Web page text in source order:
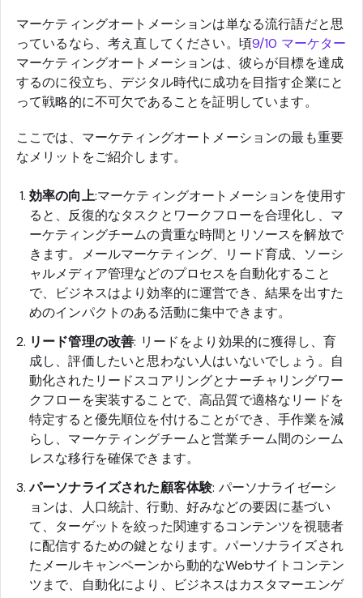
マーケティングオートメーションは単なる流行語だと思
っているなら、考え直してください。頃9/10 マーケター
マーケティングオートメーションは、彼らが目標を達成
するのに役立ち、デジタル時代に成功を目指す企業にと
って戦略的に不可欠であることを証明しています。
ここでは、マーケティングオートメーションの最も重要
なメリットをご紹介します。
効率の向上:マーケティングオートメーションを使用す
ると、反復的なタスクとワークフローを合理化し、マ
ーケティングチームの貴重な時間とリソースを解放で
きます。メールマーケティング、リード育成、ソーシ
ャルメディア管理などのプロセスを自動化すること
で、ビジネスはより効率的に運営でき、結果を出すた
めのインパクトのある活動に集中できます。
リード管理の改善: リードをより効果的に獲得し、育
成し、評価したいと思わない人はいないでしょう。自
動化されたリードスコアリングとナーチャリングワー
クフローを実装することで、高品質で適格なリードを
特定すると優先順位を付けることができ、手作業を減
らし、マーケティングチームと営業チーム間のシーム
レスな移行を確保できます。
パーソナライズされた顧客体験: パーソナライゼーシ
ョンは、人口統計、行動、好みなどの要因に基づい
て、ターゲットを絞った関連するコンテンツを視聴者
に配信するための鍵となります。パーソナライズされ
たメールキャンペーンから動的なWebサイトコンテン
ツまで、自動化により、ビジネスはカスタマーエンゲ